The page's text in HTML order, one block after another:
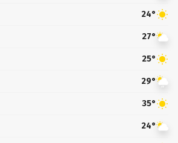
24°
27°
25°
29°
35°
24°